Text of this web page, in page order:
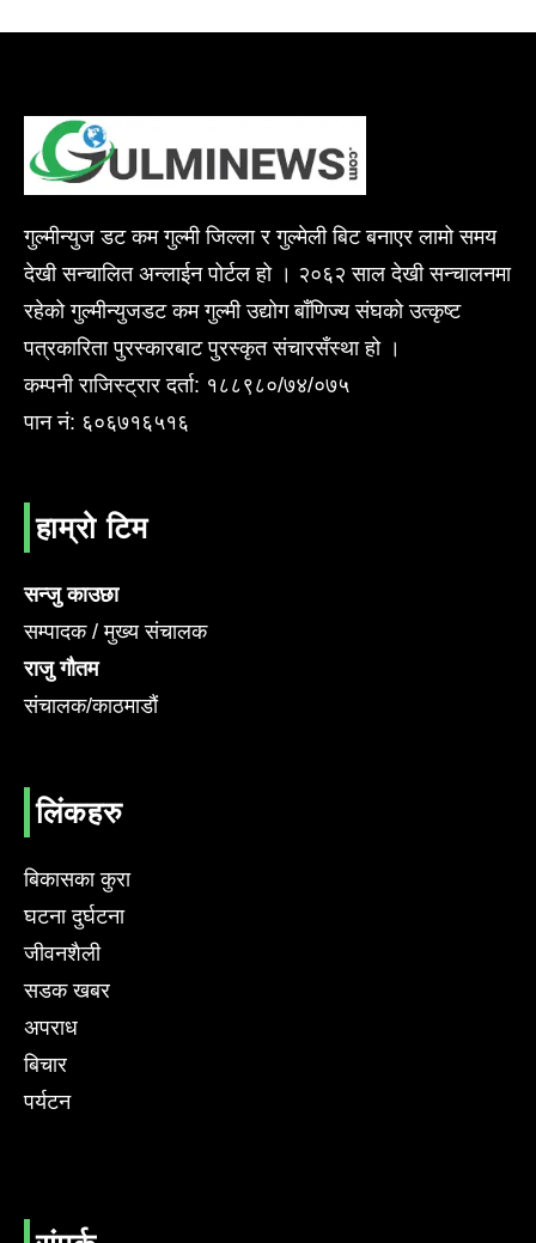
गुल्मीन्युज डट कम गुल्मी जिल्ला र गुल्मेली बिट बनाएर लामो समय
देखी सन्चालित अन्लाईन पोर्टल हो । २०६२ साल देखी सन्चालनमा
रहेको गुल्मीन्युजडट कम गुल्मी उद्योग बाँणिज्य संघको उत्कृष्ट
पत्रकारिता पुरस्कारबाट पुरस्कृत संचारसँस्था हो ।
कम्पनी राजिस्ट्रार दर्ता: १८८९८०/७४/०७५
पान नं: ६०६७१६५१६
हाम्रो टिम
सन्जु काउछा
सम्पादक / मुख्य संचालक
राजु गौतम
संचालक/काठमाडौं
लिंकहरु
बिकासका कुरा
घटना दुर्घटना
जीवनशैली
सडक खबर
अपराध
बिचार
पर्यटन